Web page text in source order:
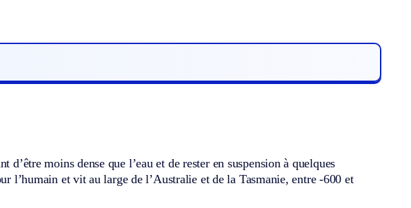
moins dense que l’eau et de rester en suspension à quelques
l’humain et vit au large de l’Australie et de la Tasmanie, entre -600 et